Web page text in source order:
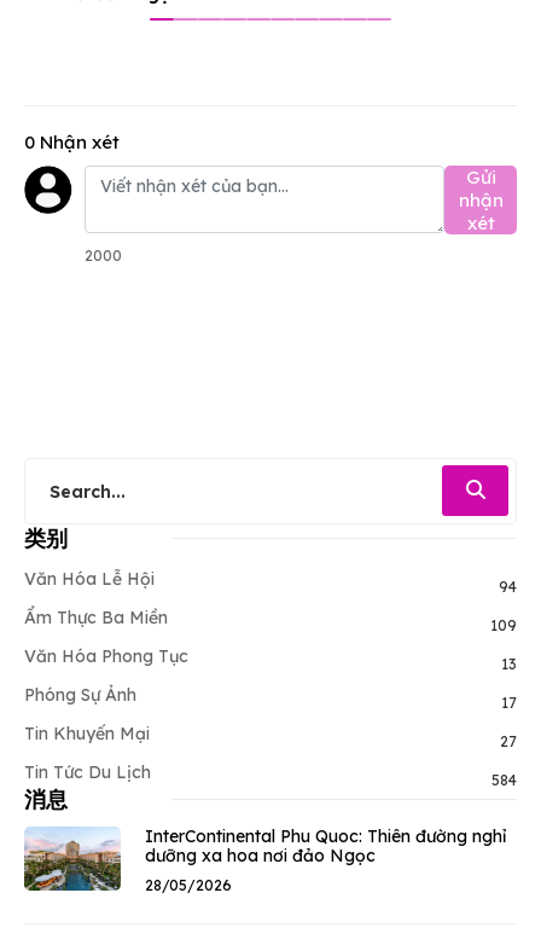
0 Nhận xét
Gửi
nhận
xét
2000
类别
Văn Hóa Lễ Hội 94
Ẩm Thực Ba Miền 109
Văn Hóa Phong Tục 13
Phóng Sự Ảnh 17
Tin Khuyến Mại 27
Tin Tức Du Lịch 584
消息
InterContinental Phu Quoc: Thiên đường nghỉ
dưỡng xa hoa nơi đảo Ngọc
28/05/2026